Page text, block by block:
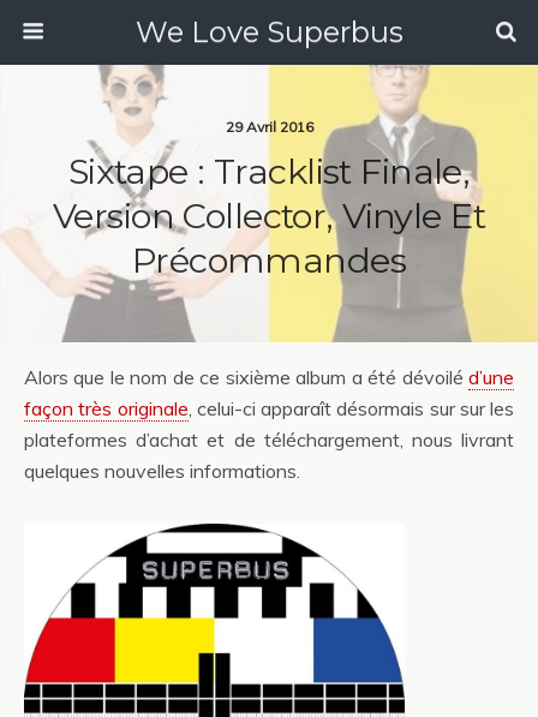
We Love Superbus
29 Avril 2016
Sixtape : Tracklist Finale,
Version Collector, Vinyle Et
Précommandes
Alors que le nom de ce sixième album a été dévoilé d’une
façon très originale, celui-ci apparaît désormais sur sur les
plateformes d’achat et de téléchargement, nous livrant
quelques nouvelles informations.